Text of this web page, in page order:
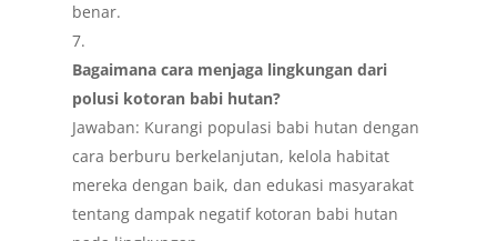
benar.
Bagaimana cara menjaga lingkungan dari
polusi kotoran babi hutan?
Jawaban: Kurangi populasi babi hutan dengan
cara berburu berkelanjutan, kelola habitat
mereka dengan baik, dan edukasi masyarakat
tentang dampak negatif kotoran babi hutan